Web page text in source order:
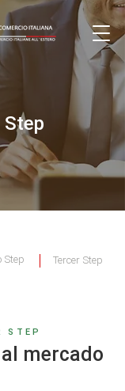
Step Tercer Step
STEP
mercado